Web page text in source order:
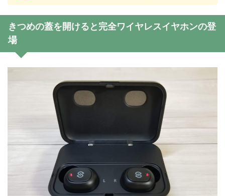
きつめの蓋を開けると完全ワイヤレスイヤホンの登
場